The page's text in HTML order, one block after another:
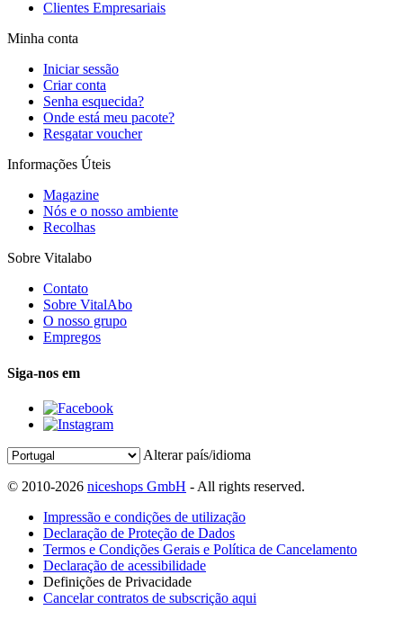
Clientes Empresariais
Minha conta
Iniciar sessão
Criar conta
Senha esquecida?
Onde está meu pacote?
Resgatar voucher
Informações Úteis
Magazine
Nós e o nosso ambiente
Recolhas
Sobre Vitalabo
Contato
Sobre VitalAbo
O nosso grupo
Empregos
Siga-nos em
Alterar país/idioma
© 2010-2026 niceshops GmbH - All rights reserved.
Impressão e condições de utilização
Declaração de Proteção de Dados
Termos e Condições Gerais e Política de Cancelamento
Declaração de acessibilidade
Definições de Privacidade
Cancelar contratos de subscrição aqui